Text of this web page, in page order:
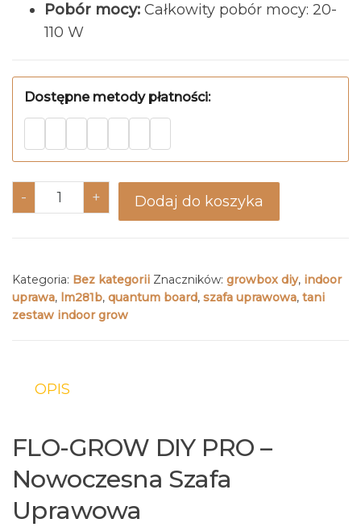
Pobór mocy: Całkowity pobór mocy: 20-
110 W
Dostępne metody płatności:
- ilość Growbox DIY PRO - drewno / czarny
+ Dodaj do koszyka
Kategoria: Bez kategorii Znaczników: growbox diy, indoor
uprawa, lm281b, quantum board, szafa uprawowa, tani
zestaw indoor grow
OPIS
FLO-GROW DIY PRO –
Nowoczesna Szafa
Uprawowa